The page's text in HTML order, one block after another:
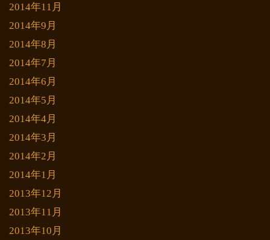
2014年11月
2014年9月
2014年8月
2014年7月
2014年6月
2014年5月
2014年4月
2014年3月
2014年2月
2014年1月
2013年12月
2013年11月
2013年10月